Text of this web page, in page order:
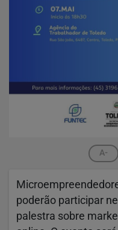
A-
poderão participar
palestra sobre